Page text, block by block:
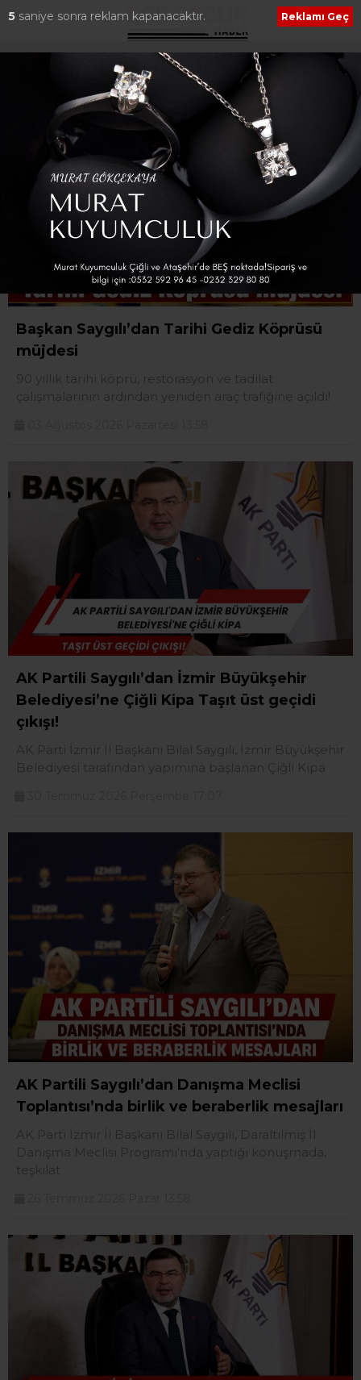
saygılı
Başkan Saygılı’dan Tarihi Gediz Köprüsü
müjdesi
90 yıllık tarihi köprü, restorasyon ve tadilat
çalışmalarının ardından yeniden araç trafiğine açıldı!
AK Partili Saygılı’dan İzmir Büyükşehir
Belediyesi’ne Çiğli Kipa Taşıt üst geçidi
çıkışı!
AK Parti İzmir İl Başkanı Bilal Saygılı, İzmir Büyükşehir
Belediyesi tarafından yapımına başlanan Çiğli Kipa
AK Partili Saygılı’dan Danışma Meclisi
Toplantısı’nda birlik ve beraberlik mesajları
AK Parti İzmir İl Başkanı Bilal Saygılı, Daraltılmış İl
Danışma Meclisi Programı’nda yaptığı konuşmada,
teşkilat
3 saniye sonra reklam kapanacaktır. Reklamı Geç